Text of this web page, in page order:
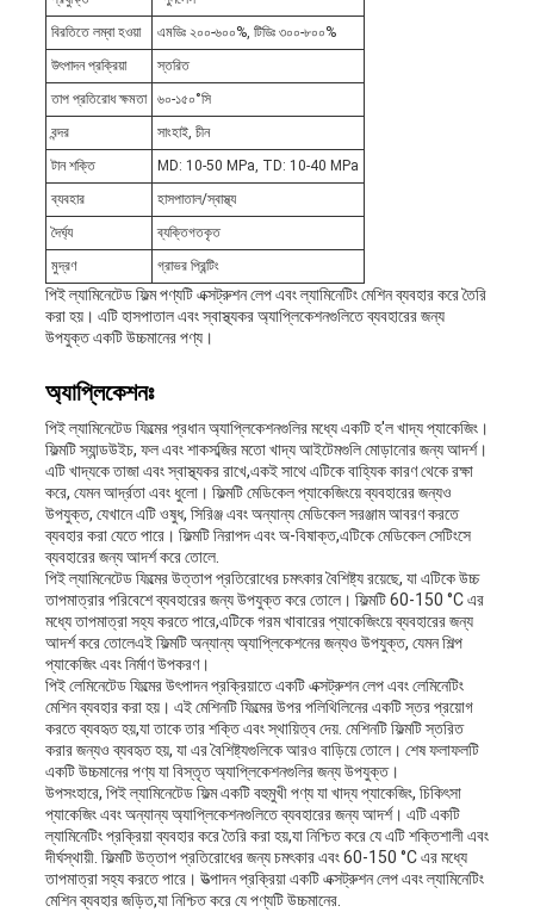
বিরতিতে লম্বা হওয়া
এমডিঃ ২০০-৬০০%, টিডিঃ ৩০০-৮০০%
উৎপাদন প্রক্রিয়া
স্তরিত
তাপ প্রতিরোধ ক্ষমতা
৬০-১৫০°সি
বন্দর
সাংহাই, চীন
টান শক্তি
MD: 10-50 MPa, TD: 10-40 MPa
ব্যবহার
হাসপাতাল/স্বাস্থ্য
দৈর্ঘ্য
ব্যক্তিগতকৃত
মুদ্রণ
গ্রাভর প্রিন্টিং
পিই ল্যামিনেটেড ফিল্ম পণ্যটি এক্সট্রুশন লেপ এবং ল্যামিনেটিং মেশিন ব্যবহার করে তৈরি
করা হয়। এটি হাসপাতাল এবং স্বাস্থ্যকর অ্যাপ্লিকেশনগুলিতে ব্যবহারের জন্য
উপযুক্ত একটি উচ্চমানের পণ্য।
অ্যাপ্লিকেশনঃ
পিই ল্যামিনেটেড ফিল্মের প্রধান অ্যাপ্লিকেশনগুলির মধ্যে একটি হ'ল খাদ্য প্যাকেজিং।
ফিল্মটি স্যান্ডউইচ, ফল এবং শাকসব্জির মতো খাদ্য আইটেমগুলি মোড়ানোর জন্য আদর্শ।
এটি খাদ্যকে তাজা এবং স্বাস্থ্যকর রাখে,একই সাথে এটিকে বাহ্যিক কারণ থেকে রক্ষা
করে, যেমন আর্দ্রতা এবং ধুলো। ফিল্মটি মেডিকেল প্যাকেজিংয়ে ব্যবহারের জন্যও
উপযুক্ত, যেখানে এটি ওষুধ, সিরিঞ্জ এবং অন্যান্য মেডিকেল সরঞ্জাম আবরণ করতে
ব্যবহার করা যেতে পারে। ফিল্মটি নিরাপদ এবং অ-বিষাক্ত,এটিকে মেডিকেল সেটিংসে
ব্যবহারের জন্য আদর্শ করে তোলে.
পিই ল্যামিনেটেড ফিল্মের উত্তাপ প্রতিরোধের চমৎকার বৈশিষ্ট্য রয়েছে, যা এটিকে উচ্চ
তাপমাত্রার পরিবেশে ব্যবহারের জন্য উপযুক্ত করে তোলে। ফিল্মটি 60-150 °C এর
মধ্যে তাপমাত্রা সহ্য করতে পারে,এটিকে গরম খাবারের প্যাকেজিংয়ে ব্যবহারের জন্য
আদর্শ করে তোলেএই ফিল্মটি অন্যান্য অ্যাপ্লিকেশনের জন্যও উপযুক্ত, যেমন শিল্প
প্যাকেজিং এবং নির্মাণ উপকরণ।
পিই লেমিনেটেড ফিল্মের উৎপাদন প্রক্রিয়াতে একটি এক্সট্রুশন লেপ এবং লেমিনেটিং
মেশিন ব্যবহার করা হয়। এই মেশিনটি ফিল্মের উপর পলিথিলিনের একটি স্তর প্রয়োগ
করতে ব্যবহৃত হয়,যা তাকে তার শক্তি এবং স্থায়িত্ব দেয়. মেশিনটি ফিল্মটি স্তরিত
করার জন্যও ব্যবহৃত হয়, যা এর বৈশিষ্ট্যগুলিকে আরও বাড়িয়ে তোলে। শেষ ফলাফলটি
একটি উচ্চমানের পণ্য যা বিস্তৃত অ্যাপ্লিকেশনগুলির জন্য উপযুক্ত।
উপসংহারে, পিই ল্যামিনেটেড ফিল্ম একটি বহুমুখী পণ্য যা খাদ্য প্যাকেজিং, চিকিৎসা
প্যাকেজিং এবং অন্যান্য অ্যাপ্লিকেশনগুলিতে ব্যবহারের জন্য আদর্শ। এটি একটি
ল্যামিনেটিং প্রক্রিয়া ব্যবহার করে তৈরি করা হয়,যা নিশ্চিত করে যে এটি শক্তিশালী এবং
দীর্ঘস্থায়ী. ফিল্মটি উত্তাপ প্রতিরোধের জন্য চমৎকার এবং 60-150 °C এর মধ্যে
তাপমাত্রা সহ্য করতে পারে। উত্পাদন প্রক্রিয়া একটি এক্সট্রুশন লেপ এবং ল্যামিনেটিং
মেশিন ব্যবহার জড়িত,যা নিশ্চিত করে যে পণ্যটি উচ্চমানের.